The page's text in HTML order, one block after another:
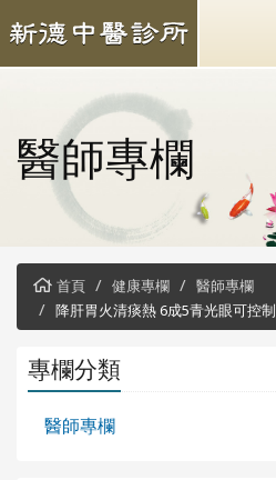
醫師專欄
首頁 健康專欄
醫師專欄
降肝胃火清痰熱 6成5青光眼可控制
專欄分類
醫師專欄